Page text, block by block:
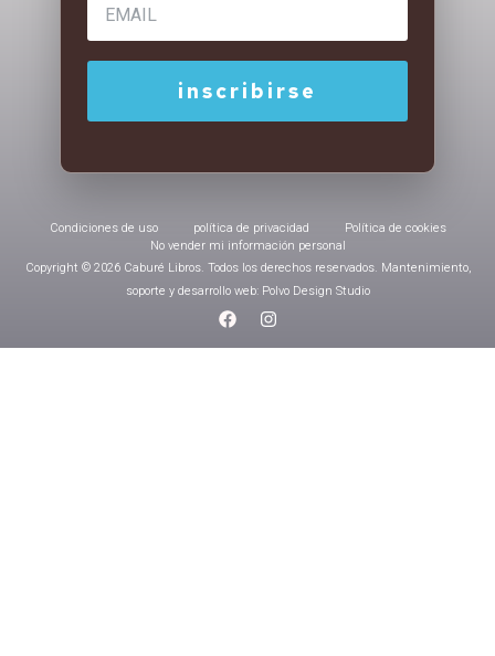
Condiciones de uso política de privacidad
Política de cookies
No vender mi información personal
Copyright © 2026 Caburé Libros. Todos los derechos reservados. Mantenimiento,
soporte y desarrollo web: Polvo Design Studio